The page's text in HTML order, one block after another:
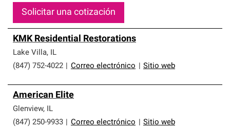
Solicitar una cotización
KMK Residential Restorations
Lake Villa, IL
(847) 752-4022
Correo electrónico Sitio web
American Elite
Glenview, IL
(847) 250-9933
Correo electrónico Sitio web